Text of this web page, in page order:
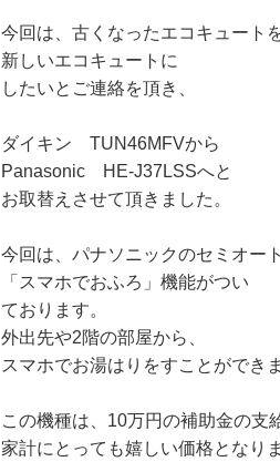
今回は、古くなったエコキュート
新しいエコキュートに
したいとご連絡を頂き、
ダイキン TUN46MFVから
Panasonic HE-J37LSSへと
お取替えさせて頂きました。
今回は、パナソニックのセミオート
「スマホでおふろ」機能がつい
ております。
外出先や2階の部屋から、
スマホでお湯はりをすことができま
この機種は、10万円の補助金の支
家計にとっても嬉しい価格となりま